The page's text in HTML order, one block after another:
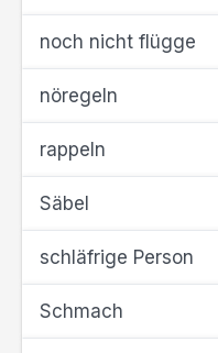
noch nicht flügge
nöregeln
rappeln
Säbel
schläfrige Person
Schmach